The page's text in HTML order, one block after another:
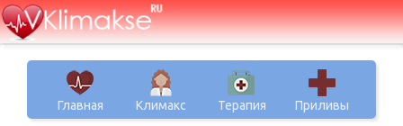
Главная Климакс Терапия Приливы